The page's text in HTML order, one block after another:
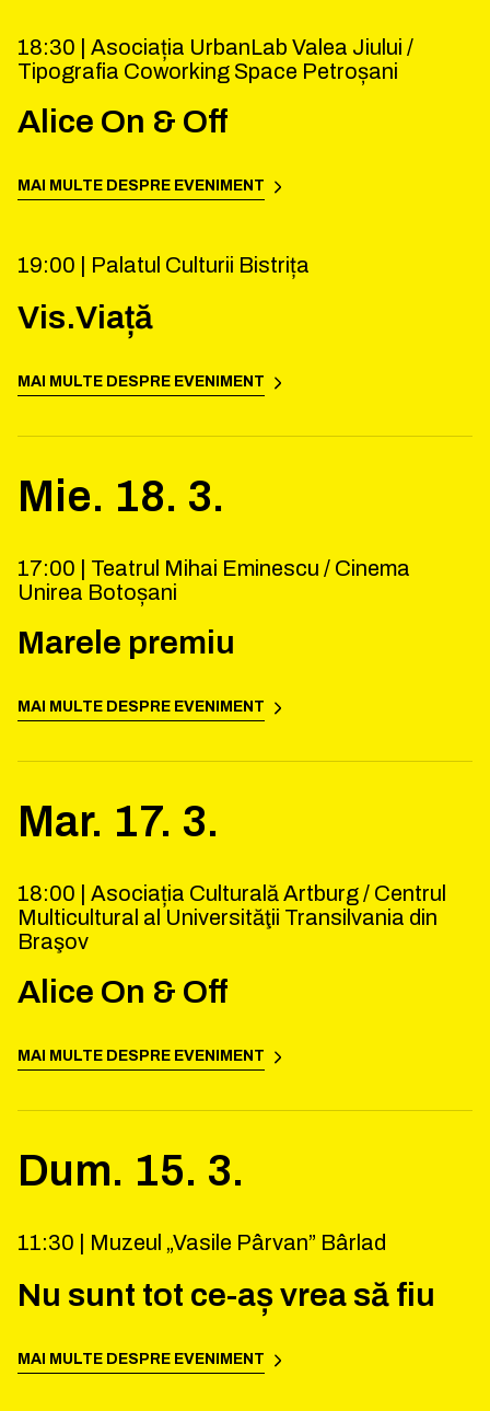
18:30 | Asociația UrbanLab Valea Jiului /
Tipografia Coworking Space Petroșani
Alice On & Off
MAI MULTE DESPRE EVENIMENT
19:00 | Palatul Culturii Bistrița
Vis.Viață
MAI MULTE DESPRE EVENIMENT
Mie. 18. 3.
17:00 | Teatrul Mihai Eminescu / Cinema
Unirea Botoșani
Marele premiu
MAI MULTE DESPRE EVENIMENT
Mar. 17. 3.
18:00 | Asociația Culturală Artburg / Centrul
Multicultural al Universităţii Transilvania din
Braşov
Alice On & Off
MAI MULTE DESPRE EVENIMENT
Dum. 15. 3.
11:30 | Muzeul „Vasile Pârvan” Bârlad
Nu sunt tot ce-aș vrea să fiu
MAI MULTE DESPRE EVENIMENT